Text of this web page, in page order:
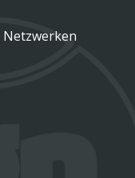
Netzwerken